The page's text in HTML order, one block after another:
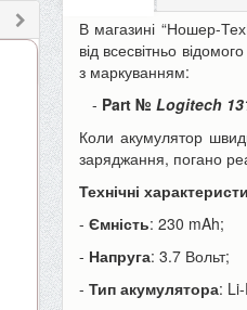
-9%
Акумулятори Canon LP-E6
| 2000mAh для
В магазині “Ношер-
від всесвітньо
з маркуванням:
- Part № Logitech
Коли акумулятор
заряджання, погано
Технічні
- Ємність: 230 mAh;
- Напруга: 3.7 Вольт;
- Тип акумулятора: